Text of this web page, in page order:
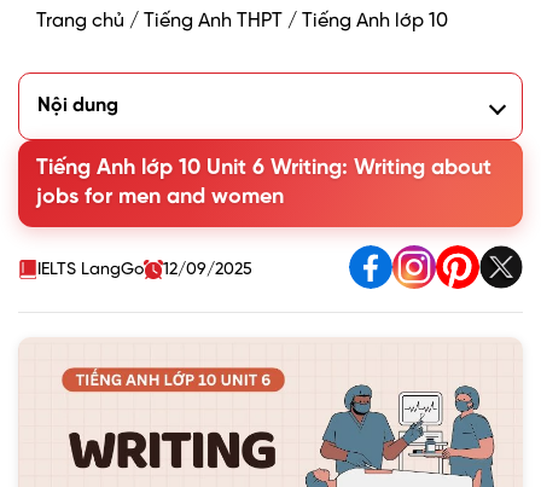
Trang chủ / Tiếng Anh THPT / Tiếng Anh lớp 10
Nội dung
complete the table
2. Work in pairs. Do you think both men and women can do
the surgeon's job well? Give reasons
3. Write a paragraph (120-150 words) about the surgeon's
Tiếng Anh lớp 10 Unit 6 Writing: Writing about
jobs for men and women
IELTS LangGo 12/09/2025